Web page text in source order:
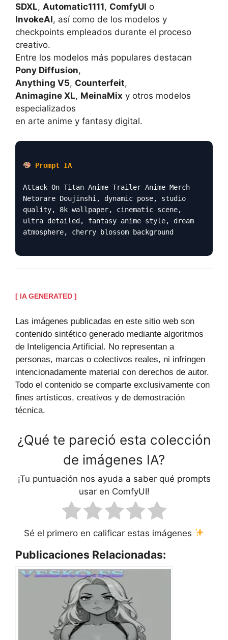
SDXL, Automatic1111, ComfyUI o
InvokeAI, así como de los modelos y
checkpoints empleados durante el proceso
creativo.
Entre los modelos más populares destacan
Pony Diffusion,
Anything V5, Counterfeit,
Animagine XL, MeinaMix y otros modelos
especializados
en arte anime y fantasy digital.
Prompt IA
Attack On Titan Anime Trailer Anime Merch
Netorare Doujinshi, dynamic pose, studio
quality, 8k wallpaper, cinematic scene,
ultra detailed, fantasy anime style, dream
atmosphere, cherry blossom background
[ IA GENERATED ]
Las imágenes publicadas en este sitio web son
contenido sintético generado mediante algoritmos
de Inteligencia Artificial. No representan a
personas, marcas o colectivos reales, ni infringen
intencionadamente material con derechos de autor.
Todo el contenido se comparte exclusivamente con
fines artísticos, creativos y de demostración
técnica.
¿Qué te pareció esta colección
de imágenes IA?
¡Tu puntuación nos ayuda a saber qué prompts
usar en ComfyUI!
Sé el primero en calificar estas imágenes
Publicaciones Relacionadas: